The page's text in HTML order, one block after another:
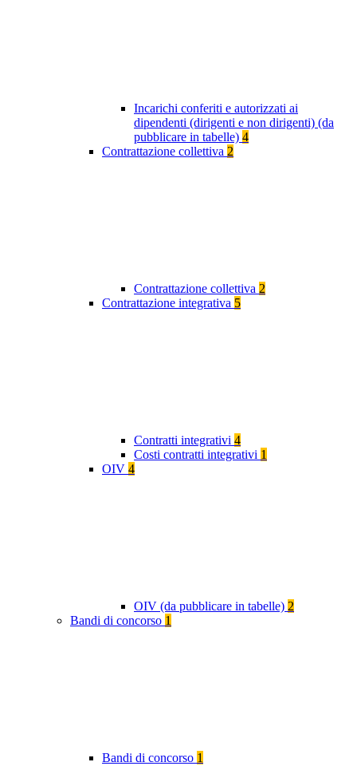
Incarichi conferiti e autorizzati ai
dipendenti (dirigenti e non dirigenti) (da
pubblicare in tabelle) 4
Contrattazione collettiva 2
Contrattazione collettiva 2
Contrattazione integrativa 5
Contratti integrativi 4
Costi contratti integrativi 1
OIV 4
OIV (da pubblicare in tabelle) 2
Bandi di concorso 1
Bandi di concorso 1